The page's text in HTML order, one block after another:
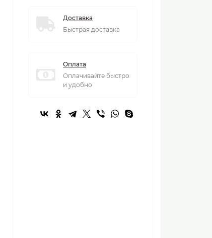
Доставка
Быстрая доставка
Оплата
Оплачивайте быстро
и удобно